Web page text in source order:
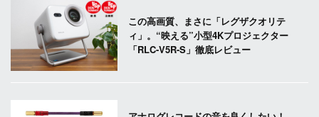
この高画質、まさに「レグザクオリテ
ィ」。“映える”小型4Kプロジェクター
「RLC-V5R-S」徹底レビュー